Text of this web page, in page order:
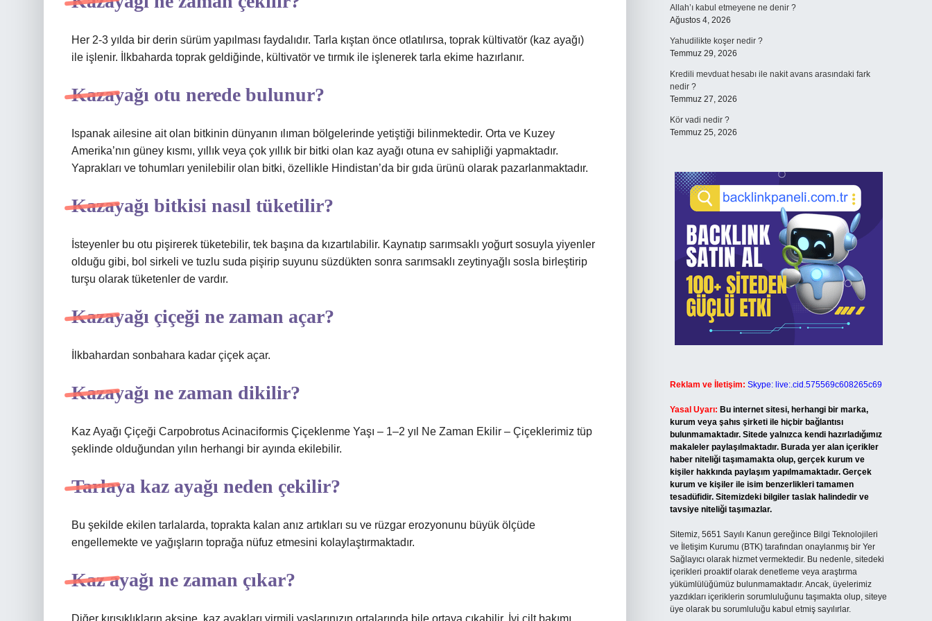
Her 2-3 yılda bir derin sürüm yapılması faydalıdır. Tarla kıştan önce otlatılırsa, toprak kültivatör (kaz ayağı)
ile işlenir. İlkbaharda toprak geldiğinde, kültivatör ve tırmık ile işlenerek tarla ekime hazırlanır.
Kazayağı otu nerede bulunur?
Ispanak ailesine ait olan bitkinin dünyanın ılıman bölgelerinde yetiştiği bilinmektedir. Orta ve Kuzey
Amerika’nın güney kısmı, yıllık veya çok yıllık bir bitki olan kaz ayağı otuna ev sahipliği yapmaktadır.
Yaprakları ve tohumları yenilebilir olan bitki, özellikle Hindistan’da bir gıda ürünü olarak pazarlanmaktadır.
Kazayağı bitkisi nasıl tüketilir?
İsteyenler bu otu pişirerek tüketebilir, tek başına da kızartılabilir. Kaynatıp sarımsaklı yoğurt sosuyla yiyenler
olduğu gibi, bol sirkeli ve tuzlu suda pişirip suyunu süzdükten sonra sarımsaklı zeytinyağlı sosla birleştirip
turşu olarak tüketenler de vardır.
Kazayağı çiçeği ne zaman açar?
İlkbahardan sonbahara kadar çiçek açar.
Kazayağı ne zaman dikilir?
Kaz Ayağı Çiçeği Carpobrotus Acinaciformis Çiçeklenme Yaşı – 1–2 yıl Ne Zaman Ekilir – Çiçeklerimiz tüp
şeklinde olduğundan yılın herhangi bir ayında ekilebilir.
Tarlaya kaz ayağı neden çekilir?
Bu şekilde ekilen tarlalarda, toprakta kalan anız artıkları su ve rüzgar erozyonunu büyük ölçüde
engellemekte ve yağışların toprağa nüfuz etmesini kolaylaştırmaktadır.
Kaz ayağı ne zaman çıkar?
Diğer kırışıklıkların aksine, kaz ayakları yirmili yaşlarınızın ortalarında bile ortaya çıkabilir. İyi cilt bakımı
Allah’ı kabul etmeyene ne denir ?
Ağustos 4, 2026
Yahudilikte koşer nedir ?
Temmuz 29, 2026
Kredili mevduat hesabı ile nakit avans arasındaki fark
nedir ?
Temmuz 27, 2026
Kör vadi nedir ?
Temmuz 25, 2026
Reklam ve İletişim: Skype: live:.cid.575569c608265c69
Yasal Uyarı: Bu internet sitesi, herhangi bir marka,
kurum veya şahıs şirketi ile hiçbir bağlantısı
bulunmamaktadır. Sitede yalnızca kendi hazırladığımız
makaleler paylaşılmaktadır. Burada yer alan içerikler
haber niteliği taşımamakta olup, gerçek kurum ve
kişiler hakkında paylaşım yapılmamaktadır. Gerçek
kurum ve kişiler ile isim benzerlikleri tamamen
tesadüfidir. Sitemizdeki bilgiler taslak halindedir ve
tavsiye niteliği taşımazlar.
Sitemiz, 5651 Sayılı Kanun gereğince Bilgi Teknolojileri
ve İletişim Kurumu (BTK) tarafından onaylanmış bir Yer
Sağlayıcı olarak hizmet vermektedir. Bu nedenle, sitedeki
içerikleri proaktif olarak denetleme veya araştırma
yükümlülüğümüz bulunmamaktadır. Ancak, üyelerimiz
yazdıkları içeriklerin sorumluluğunu taşımakta olup, siteye
üye olarak bu sorumluluğu kabul etmiş sayılırlar.